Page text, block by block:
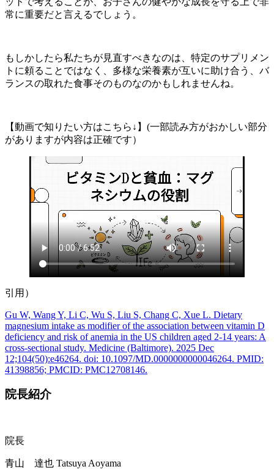
常に重要だと言えるでしょう。
もしかしたら私たちが見直すべきなのは、特定のサプリメン
トに頼ることではなく、多様な栄養素が互いに助け合う、バ
ランスの取れた食事そのものなのかもしれませんね。
【動画で知りたい方はこちら↓】(一部読み方がおかしい部分
がありますが内容は正確です）
引用）
Gu W, Wang Y, Li C, Wu S, Liu S, Chang C, Xue L. Dietary
magnesium intake as modifier of the association between vitamin D
deficiency and risk of anemia in the US children aged 2-14 years: A
cross-sectional study. Medicine (Baltimore). 2025 Dec
12;104(50):e46264. doi: 10.1097/MD.0000000000046264. PMID:
41398856; PMCID: PMC12708146.
院長紹介
院長
青山 達也 Tatsuya Aoyama